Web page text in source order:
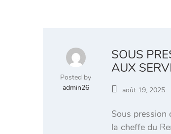
Posted by
admin26
SOUS
AUX
août 19, 2025
Sous pression
la cheffe du